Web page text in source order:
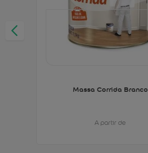
Massa Corrida Branco
A partir de